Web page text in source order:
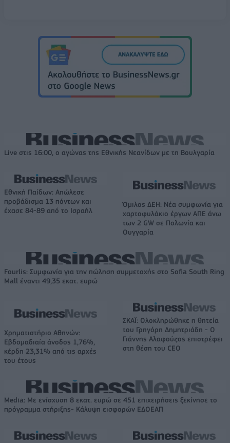
Live στις 16:00, ο αγώνας της Εθνικής Νεανίδων με τη Βουλγαρία
Εθνική Παίδων: Απώλεσε
προβάδισμα 13 πόντων και
έχασε 84-89 από το Ισραήλ
Όμιλος ΔΕΗ: Νέα συμφωνία για
χαρτοφυλάκιο έργων ΑΠΕ άνω
των 2 GW σε Πολωνία και
Ουγγαρία
Fourlis: Συμφωνία για την πώληση συμμετοχής στο Sofia South Ring
Mall έναντι 49,35 εκατ. ευρώ
Χρηματιστήριο Αθηνών:
Εβδομαδιαία άνοδος 1,76%,
κέρδη 23,31% από τις αρχές
του έτους
ΣΚΑΪ: Ολοκληρώθηκε η θητεία
του Γρηγόρη Δημητριάδη - Ο
Γιάννης Αλαφούζος επιστρέφει
στη θέση του CEO
Media: Με ενίσχυση 8 εκατ. ευρώ σε 451 επιχειρήσεις ξεκίνησε το
πρόγραμμα στήριξης- Κάλυψη εισφορών ΕΔΟΕΑΠ